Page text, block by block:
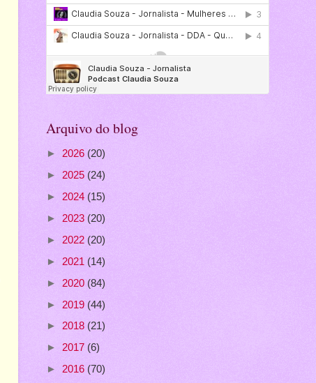
Arquivo do blog
► 2026 (20)
► 2025 (24)
► 2024 (15)
► 2023 (20)
► 2022 (20)
► 2021 (14)
► 2020 (84)
► 2019 (44)
► 2018 (21)
► 2017 (6)
► 2016 (70)